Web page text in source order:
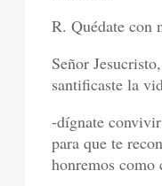
R. Quédate con
Señor
santificaste la
-dígnate
para que te
honremos como